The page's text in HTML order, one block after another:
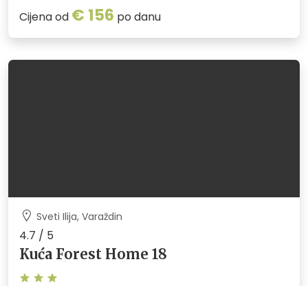
Cijena od € 156 po danu
Sveti Ilija, Varaždin
4.7 / 5
Kuća Forest Home 18